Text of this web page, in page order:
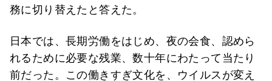
務に切り替えたと答えた。
日本では、長期労働をはじめ、夜の会食、認めら
れるために必要な残業、数十年にわたって当たり
前だった。この働きすぎ文化を、ウイルスが変え